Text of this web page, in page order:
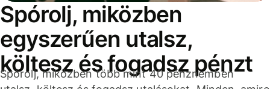
Spórolj, miközben
egyszerűen utalsz,
költesz és fogadsz pénzt
Spórolj, miközben több mint 40 pénznemben